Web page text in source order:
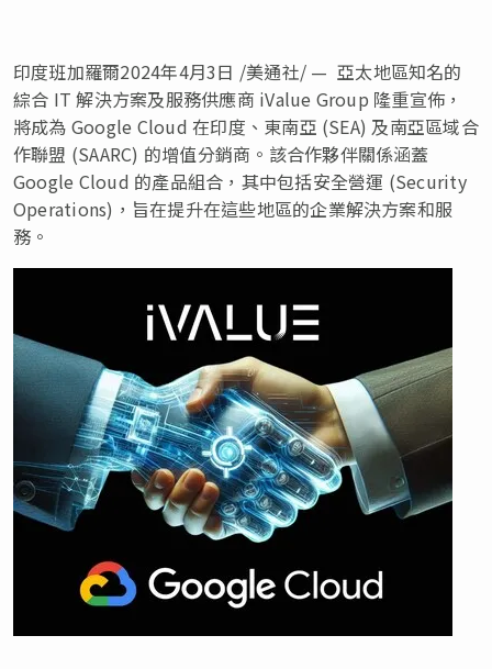
印度班加羅爾2024年4月3日 /美通社/ — 亞太地區知名的
綜合 IT 解決方案及服務供應商 iValue Group 隆重宣佈，
將成為 Google Cloud 在印度、東南亞 (SEA) 及南亞區域合
作聯盟 (SAARC) 的增值分銷商。該合作夥伴關係涵蓋
Google Cloud 的產品組合，其中包括安全營運 (Security
Operations)，旨在提升在這些地區的企業解決方案和服
務。